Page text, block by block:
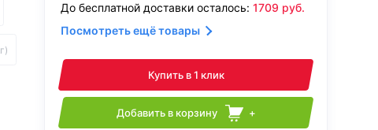
До бесплатной доставки осталось: 1709 руб.
Посмотреть ещё товары
Купить в 1 клик
Добавить в корзину +